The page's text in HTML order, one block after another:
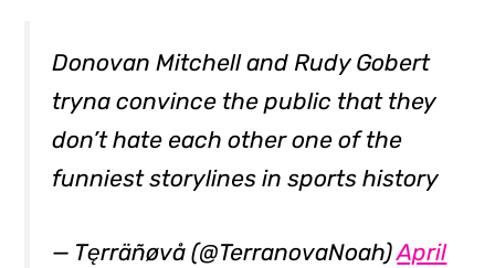
Donovan Mitchell and Rudy Gobert
tryna convince the public that they
don’t hate each other one of the
funniest storylines in sports history
— Tęrräñøvå (@TerranovaNoah)April